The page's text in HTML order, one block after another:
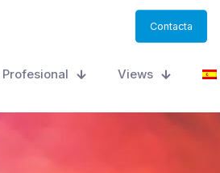
Contacta
Views